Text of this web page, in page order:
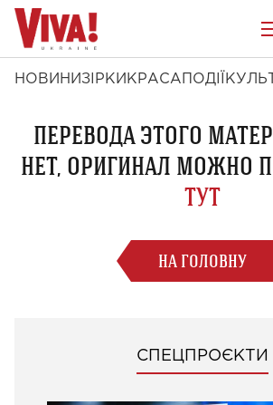
НОВИНИ ЗІРКИ КРАСА ПОДІЇ
ПЕРЕВОДА ЭТОГО
НЕТ, ОРИГИНАЛ МОЖНО
ТУТ
НА ГОЛОВНУ
СПЕЦПРОЄКТИ